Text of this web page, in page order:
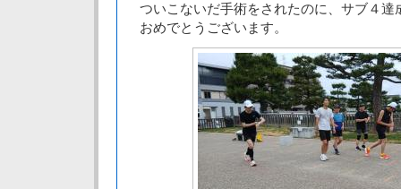
ついこないだ手術をされたのに、サブ４達
おめでとうございます。